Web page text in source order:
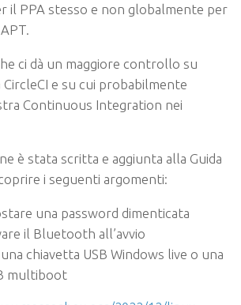
il PPA stesso e non globalmente per
ci dà un maggiore controllo su
e su cui probabilmente
Continuous Integration nei
è stata scritta e aggiunta alla Guida
i seguenti argomenti:
una password dimenticata
il Bluetooth all’avvio
chiavetta USB Windows live o una
multiboot